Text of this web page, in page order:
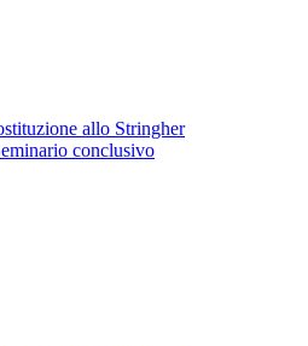
allo Stringher
conclusivo